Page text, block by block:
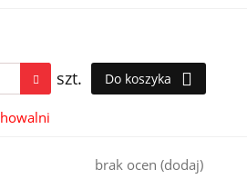
szt. Do koszyka
brak ocen(dodaj)